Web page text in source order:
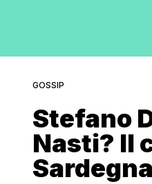
GOSSIP
Stefano
Nasti? Il